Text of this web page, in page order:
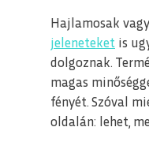
Hajlamosak
jeleneteket is
dolgoznak.
magas
fényét. Szóval
oldalán: lehet,